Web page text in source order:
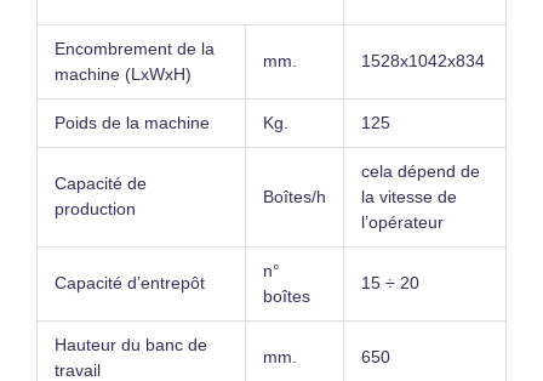
Encombrement de la
machine (LxWxH)
mm. 1528x1042x834
Poids de la machine Kg. 125
Capacité de
production
Boîtes/h
cela dépend de
la vitesse de
l’opérateur
Capacité d’entrepôt
n°
boîtes
15 ÷ 20
Hauteur du banc de
travail
mm. 650